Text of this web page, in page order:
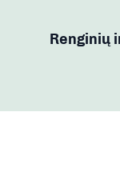
Renginių